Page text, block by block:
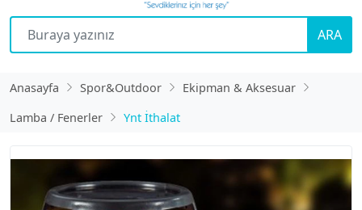
ARA
Anasayfa Spor&Outdoor
Ekipman & Aksesuar
Lamba / Fenerler
Ynt İthalat